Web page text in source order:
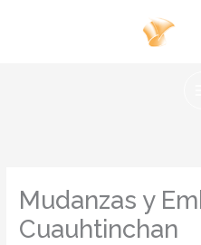
Mudanzas y
Cuauhtinchan